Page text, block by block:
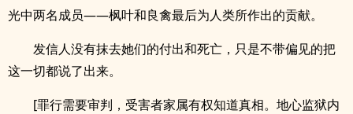
光中两名成员——枫叶和良禽最后为人类所作出的贡献。
发信人没有抹去她们的付出和死亡，只是不带偏见的把
这一切都说了出来。
[罪行需要审判，受害者家属有权知道真相。地心监狱内